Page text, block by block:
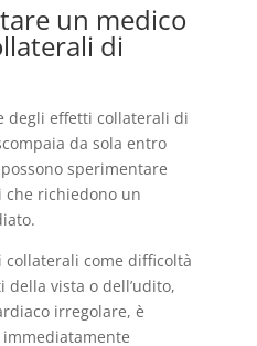
un medico
di
degli effetti collaterali di
da sola entro
sperimentare
richiedono un
come difficoltà
vista o dell’udito,
irregolare, è